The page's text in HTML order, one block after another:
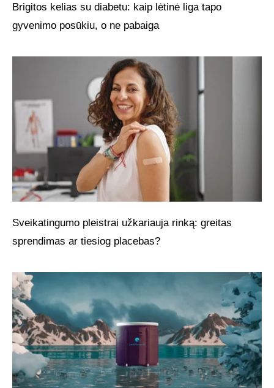
Brigitos kelias su diabetu: kaip lėtinė liga tapo
gyvenimo posūkiu, o ne pabaiga
Sveikatingumo pleistrai užkariauja rinką: greitas
sprendimas ar tiesiog placebas?